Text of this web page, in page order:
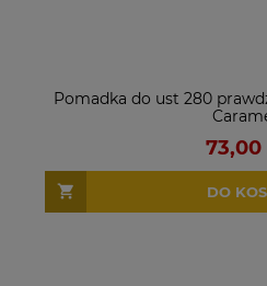
Pomadka do ust 280
73,00
DO